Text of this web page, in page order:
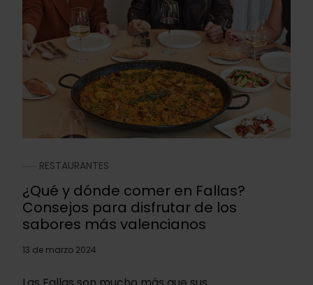
RESTAURANTES
¿Qué y dónde comer en Fallas?
Consejos para disfrutar de los
sabores más valencianos
13 de marzo 2024